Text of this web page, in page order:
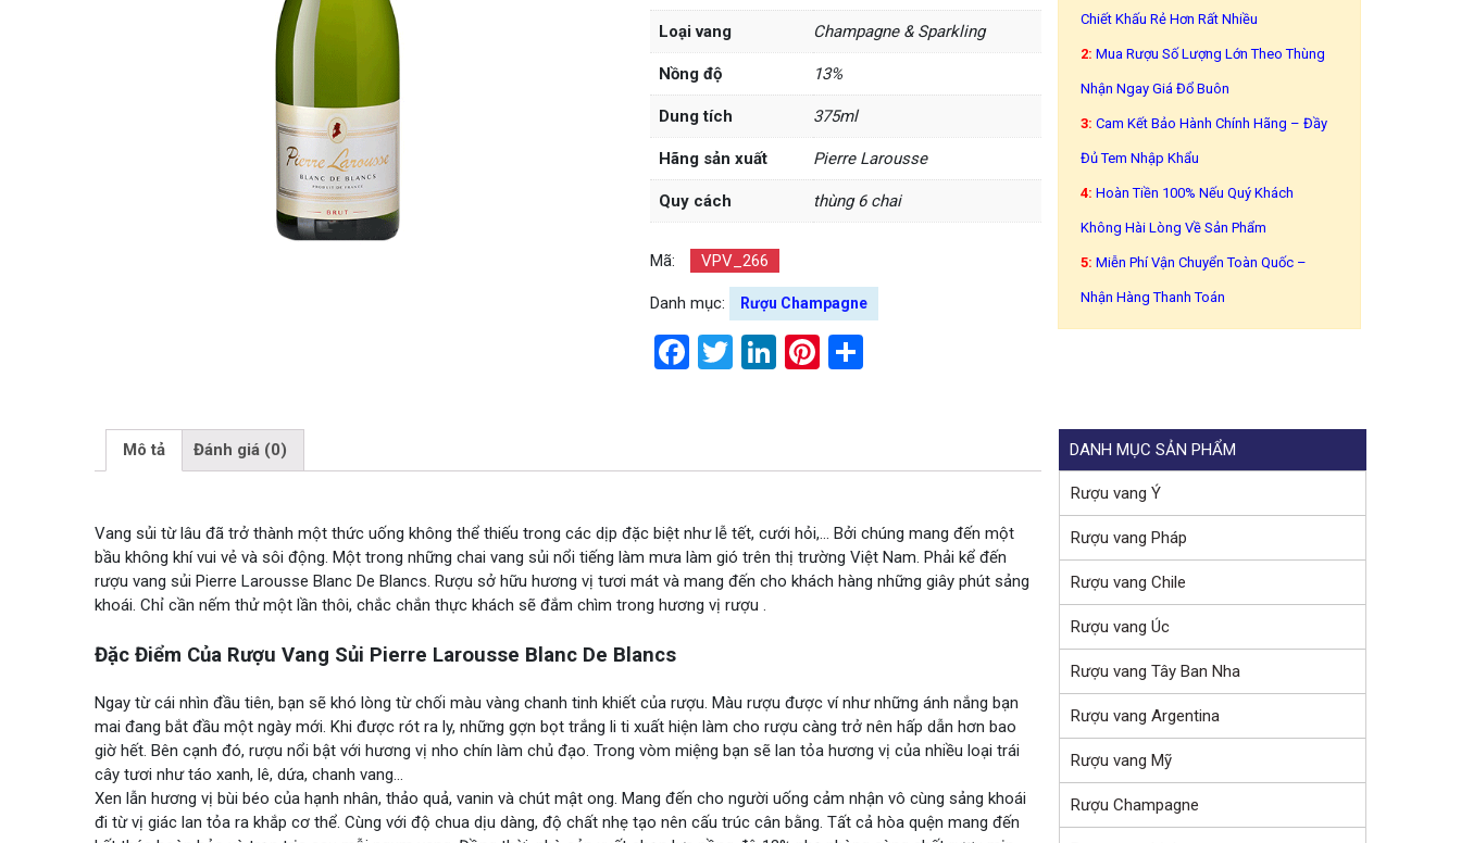
Loại vang Champagne & Sparkling
Nồng độ 13%
Dung tích 375ml
Hãng sản xuất Pierre Larousse
Quy cách thùng 6 chai
Mã: VPV_266
Danh mục: Rượu Champagne
Facebook
Twitter
LinkedIn
Pinterest
Chiết Khấu Rẻ Hơn Rất Nhiều
2:Mua Rượu Số Lượng Lớn Theo Thùng
Nhận Ngay Giá Đổ Buôn
3: Cam Kết Bảo Hành Chính Hãng – Đầy
Đủ Tem Nhập Khẩu
4:Hoàn Tiền 100% Nếu Quý Khách
Không Hài Lòng Về Sản Phẩm
5: Miễn Phí Vận Chuyển Toàn Quốc –
Nhận Hàng Thanh Toán
Mô tả Đánh giá (0)
Vang sủi từ lâu đã trở thành một thức uống không thể thiếu trong các dịp đặc biệt như lễ tết, cưới hỏi,… Bởi chúng mang đến một
bầu không khí vui vẻ và sôi động. Một trong những chai vang sủi nổi tiếng làm mưa làm gió trên thị trường Việt Nam. Phải kể đến
rượu vang sủi Pierre Larousse Blanc De Blancs. Rượu sở hữu hương vị tươi mát và mang đến cho khách hàng những giây phút sảng
khoái. Chỉ cần nếm thử một lần thôi, chắc chắn thực khách sẽ đắm chìm trong hương vị rượu .
Đặc Điểm Của Rượu Vang Sủi Pierre Larousse Blanc De Blancs
Ngay từ cái nhìn đầu tiên, bạn sẽ khó lòng từ chối màu vàng chanh tinh khiết của rượu. Màu rượu được ví như những ánh nắng bạn
mai đang bắt đầu một ngày mới. Khi được rót ra ly, những gợn bọt trắng li ti xuất hiện làm cho rượu càng trở nên hấp dẫn hơn bao
giờ hết. Bên cạnh đó, rượu nổi bật với hương vị nho chín làm chủ đạo. Trong vòm miệng bạn sẽ lan tỏa hương vị của nhiều loại trái
cây tươi như táo xanh, lê, dứa, chanh vang…
Xen lẫn hương vị bùi béo của hạnh nhân, thảo quả, vanin và chút mật ong. Mang đến cho người uống cảm nhận vô cùng sảng khoái
đi từ vị giác lan tỏa ra khắp cơ thể. Cùng với độ chua dịu dàng, độ chất nhẹ tạo nên cấu trúc cân bằng. Tất cả hòa quện mang đến
DANH MỤC SẢN PHẨM
Rượu vang Ý
Rượu vang Pháp
Rượu vang Chile
Rượu vang Úc
Rượu vang Tây Ban Nha
Rượu vang Argentina
Rượu vang Mỹ
Rượu Champagne